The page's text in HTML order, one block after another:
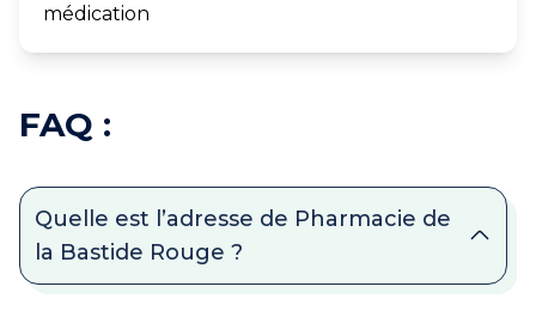
médication
FAQ :
Quelle est l’adresse de Pharmacie de
la Bastide Rouge ?